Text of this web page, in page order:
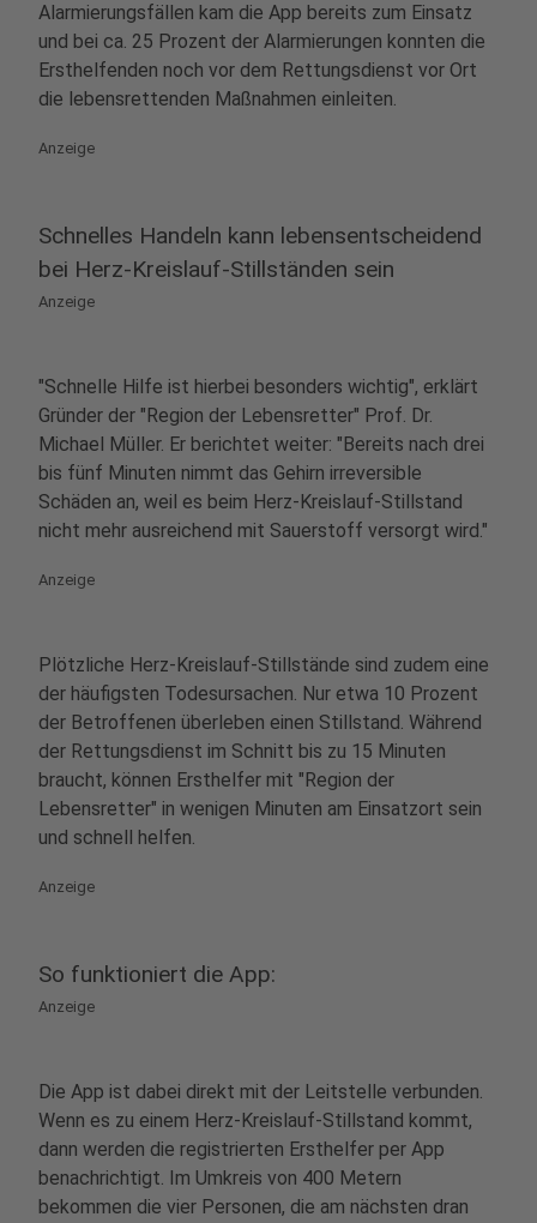
Alarmierungsfällen kam die App bereits zum Einsatz
und bei ca. 25 Prozent der Alarmierungen konnten die
Ersthelfenden noch vor dem Rettungsdienst vor Ort
die lebensrettenden Maßnahmen einleiten.
Anzeige
Schnelles Handeln kann lebensentscheidend
bei Herz-Kreislauf-Stillständen sein
Anzeige
"Schnelle Hilfe ist hierbei besonders wichtig", erklärt
Gründer der "Region der Lebensretter" Prof. Dr.
Michael Müller. Er berichtet weiter: "Bereits nach drei
bis fünf Minuten nimmt das Gehirn irreversible
Schäden an, weil es beim Herz-Kreislauf-Stillstand
nicht mehr ausreichend mit Sauerstoff versorgt wird."
Anzeige
Plötzliche Herz-Kreislauf-Stillstände sind zudem eine
der häufigsten Todesursachen. Nur etwa 10 Prozent
der Betroffenen überleben einen Stillstand. Während
der Rettungsdienst im Schnitt bis zu 15 Minuten
braucht, können Ersthelfer mit "Region der
Lebensretter" in wenigen Minuten am Einsatzort sein
und schnell helfen.
Anzeige
So funktioniert die App:
Anzeige
Die App ist dabei direkt mit der Leitstelle verbunden.
Wenn es zu einem Herz-Kreislauf-Stillstand kommt,
dann werden die registrierten Ersthelfer per App
benachrichtigt. Im Umkreis von 400 Metern
bekommen die vier Personen, die am nächsten dran